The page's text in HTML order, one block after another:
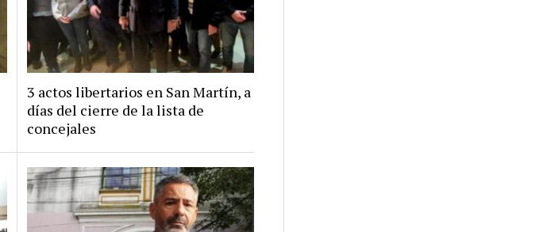
3 actos libertarios en San Martín, a
días del cierre de la lista de
concejales